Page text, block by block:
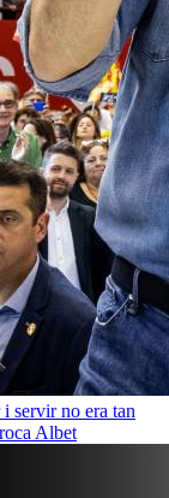
servir no era tan
Albet